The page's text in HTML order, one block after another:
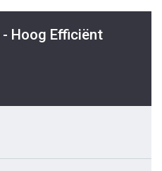
Hoog Efficiënt